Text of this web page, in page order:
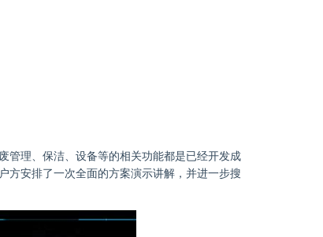
管理、保洁、设备等的相关功能都是已经开发成
方安排了一次全面的方案演示讲解，并进一步搜